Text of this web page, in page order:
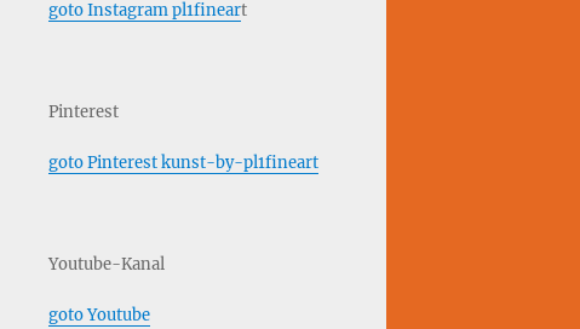
goto Instagram pl1fineart
Pinterest
goto Pinterest kunst-by-pl1fineart
Youtube-Kanal
goto Youtube